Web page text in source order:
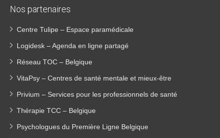
Nos partenaires
Centre Tulipe – Espace paramédicale
Logidesk – Agenda en ligne partagé
Réseau TOC – Belgique
VitaPsy – Centres de santé mentale et mieux-être
Privium – Services pour les professionnels de santé
Thérapie TCC – Belgique
Psychologues du Première Ligne Belgique